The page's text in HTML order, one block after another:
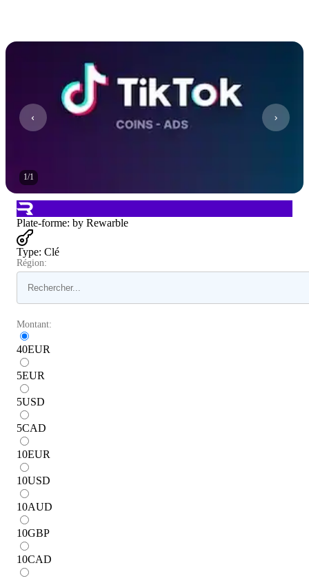
1/1
Plate-forme: by Rewarble
Type: Clé
Région:
Montant:
40EUR
5EUR
5USD
5CAD
10EUR
10USD
10AUD
10GBP
10CAD